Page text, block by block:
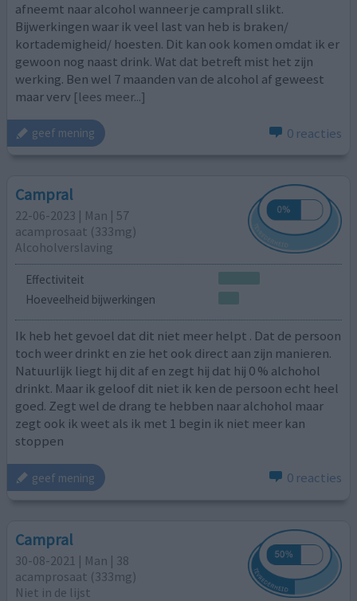
afneemt naar alcohol wanneer je camprall slikt.
Bijwerkingen waar ik veel last van heb is braken/
kortademigheid/ hoesten. Dit kan ook komen omdat ik er
gewoon nog naast drink. Wat dat betreft mist het zijn
werking. Ben wel 7 maanden van de alcohol af geweest
maar verv [lees meer...]
geef mening 0 reacties
Campral
22-06-2023 | Man | 57
acamprosaat (333mg)
Alcoholverslaving
Effectiviteit
Hoeveelheid bijwerkingen
Ik heb het gevoel dat dit niet meer helpt . Dat de persoon
toch weer drinkt en zie het ook direct aan zijn manieren.
Natuurlijk liegt hij dit af en zegt hij dat hij 0 % alchohol
drinkt. Maar ik geloof dit niet ik ken de persoon echt heel
goed. Zegt wel de drang te hebben naar alchohol maar
zegt ook ik weet als ik met 1 begin ik niet meer kan
stoppen
geef mening 0 reacties
Campral
30-08-2021 | Man | 38
acamprosaat (333mg)
Niet in de lijst